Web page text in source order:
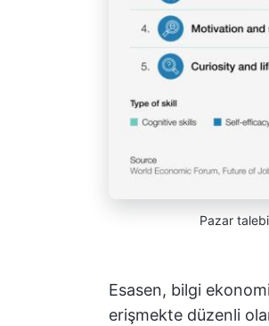
Pazar
Esasen, bilgi
erişmekte düzenli